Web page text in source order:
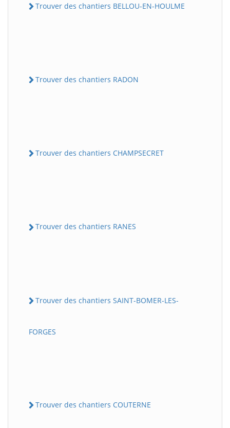
Trouver des chantiers BELLOU-EN-HOULME
Trouver des chantiers RADON
Trouver des chantiers CHAMPSECRET
Trouver des chantiers RANES
Trouver des chantiers SAINT-BOMER-LES-
FORGES
Trouver des chantiers COUTERNE